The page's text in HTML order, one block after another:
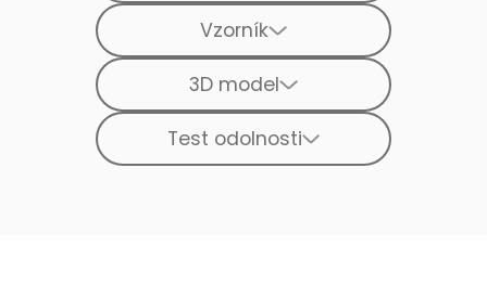
Vzorník
3D model
Test odolnosti